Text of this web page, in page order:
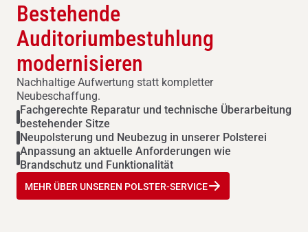
Bestehende
Auditoriumbestuhlung
modernisieren
Nachhaltige Aufwertung statt kompletter
Neubeschaffung.
Fachgerechte Reparatur und technische Überarbeitung
bestehender Sitze
Neupolsterung und Neubezug in unserer Polsterei
Anpassung an aktuelle Anforderungen wie
Brandschutz und Funktionalität
MEHR ÜBER UNSEREN POLSTER-SERVICE